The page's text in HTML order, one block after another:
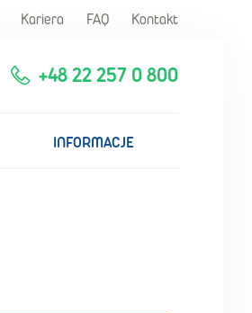
Kariera FAQ Kontakt
+48 22 257 0 800
INFORMACJE